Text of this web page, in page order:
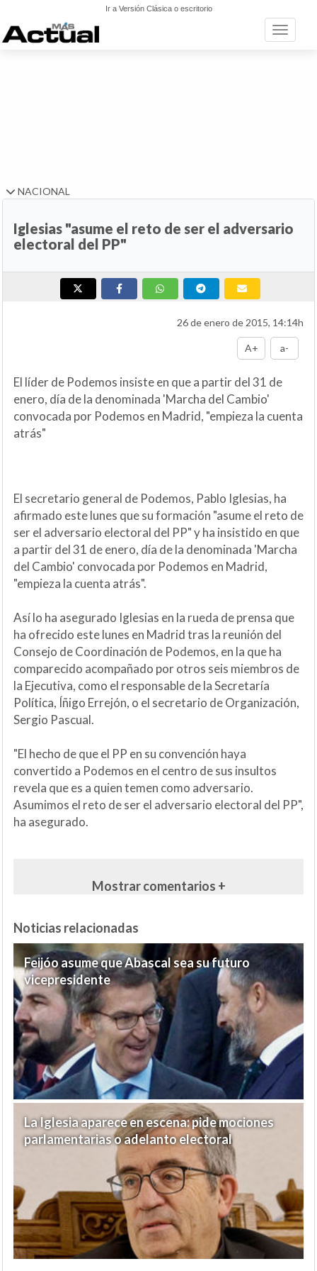
Ir a Versión Clásica o escritorio
Toggle
NACIONAL
Iglesias "asume el reto de ser el adversario
electoral del PP"
26 de enero de 2015, 14:14h
A+ a-
El líder de Podemos insiste en que a partir del 31 de
enero, día de la denominada 'Marcha del Cambio'
convocada por Podemos en Madrid, "empieza la cuenta
atrás"
El secretario general de Podemos, Pablo Iglesias, ha
afirmado este lunes que su formación "asume el reto de
ser el adversario electoral del PP" y ha insistido en que
a partir del 31 de enero, día de la denominada 'Marcha
del Cambio' convocada por Podemos en Madrid,
"empieza la cuenta atrás".
Así lo ha asegurado Iglesias en la rueda de prensa que
ha ofrecido este lunes en Madrid tras la reunión del
Consejo de Coordinación de Podemos, en la que ha
comparecido acompañado por otros seis miembros de
la Ejecutiva, como el responsable de la Secretaría
Política, Íñigo Errejón, o el secretario de Organización,
Sergio Pascual.
"El hecho de que el PP en su convención haya
convertido a Podemos en el centro de sus insultos
revela que es a quien temen como adversario.
Asumimos el reto de ser el adversario electoral del PP",
ha asegurado.
Mostrar comentarios +
Noticias relacionadas
Feijóo asume que Abascal sea su futuro
vicepresidente
La Iglesia aparece en escena: pide mociones
parlamentarias o adelanto electoral